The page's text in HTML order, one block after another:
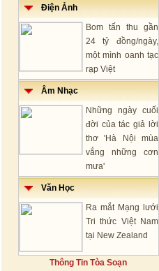
Điện Ảnh
Bom tấn thu gần
24 tỷ đồng/ngày,
một mình oanh tạc
rạp Việt
Âm Nhạc
Những ngày cuối
đời của tác giả lời
thơ 'Hà Nội mùa
vắng những cơn
mưa'
Văn Học
Ra mắt Mạng lưới
Tri thức Việt Nam
tại New Zealand
Thông Tin Tòa Soạn